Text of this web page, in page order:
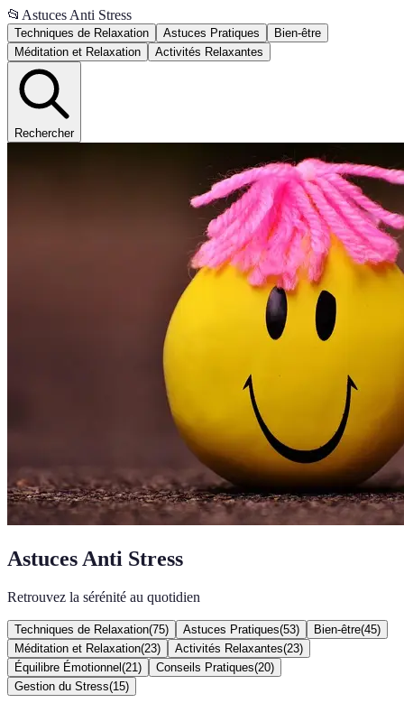
📂 Astuces Anti Stress
Techniques de Relaxation Astuces Pratiques
Bien-être
Méditation et Relaxation
Activités Relaxantes
Rechercher
Astuces Anti Stress
Retrouvez la sérénité au quotidien
Techniques de Relaxation(75) Astuces Pratiques(53) Bien-être(45)
Méditation et Relaxation(23) Activités Relaxantes(23)
Équilibre Émotionnel (21 ) Conseils Pratiques(20)
Gestion du Stress(15)